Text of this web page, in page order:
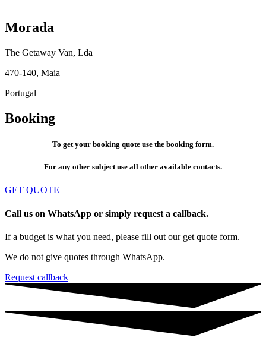
Morada
The Getaway Van, Lda
470-140, Maia
Portugal
Booking
To get your booking quote use the booking form.
For any other subject use all other available contacts.
GET QUOTE
Call us on WhatsApp or simply request a callback.
If a budget is what you need, please fill out our get quote form.
We do not give quotes through WhatsApp.
Request callback